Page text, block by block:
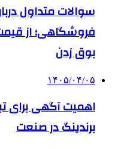
سوالات متداول
فروشگاهی؛ از
بوق زدن
۱۴۰۵/۰۴/۰۵
اهمیت آگهی برای
برندینگ در صنعت